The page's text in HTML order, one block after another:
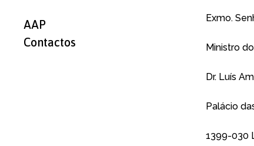
AAP
Contactos
Exmo.
Ministro
Dr. Luís
Palácio
1399-030